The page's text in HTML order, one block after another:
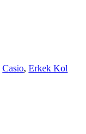
Casio, Erkek Kol